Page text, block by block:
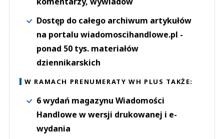
Dostęp do całego archiwum artykułów
na portalu wiadomoscihandlowe.pl -
ponad 50 tys. materiałów
dziennikarskich
W RAMACH PRENUMERATY WH PLUS TAKŻE:
6 wydań magazynu Wiadomości
Handlowe w wersji drukowanej i e-
wydania